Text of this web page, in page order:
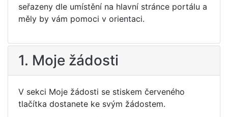
seřazeny dle umístění na hlavní stránce portálu a
měly by vám pomoci v orientaci.
1. Moje žádosti
V sekci Moje žádosti se stiskem červeného
tlačítka dostanete ke svým žádostem.